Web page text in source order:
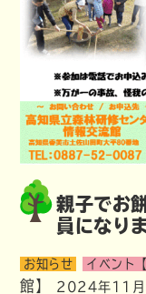
親子でお
員になり
お知らせ イベント
館】
2024年11月